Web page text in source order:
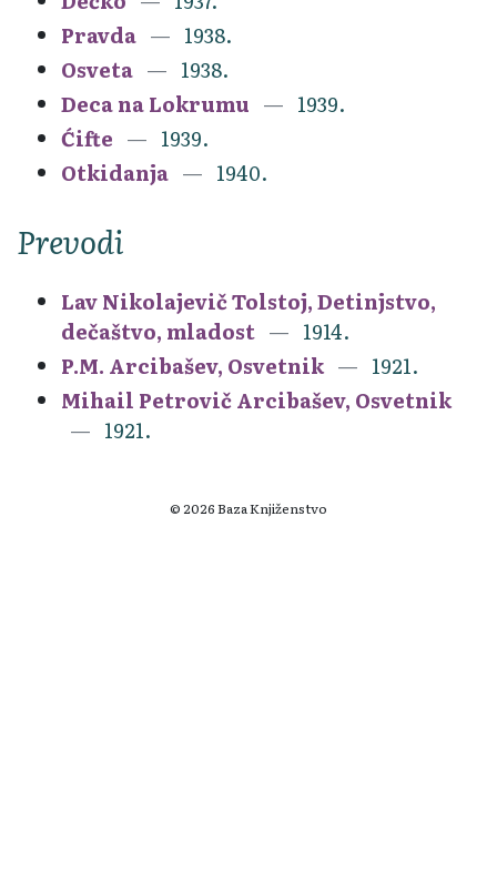
Pravda
1938.
Osveta
1938.
Deca na Lokrumu
1939.
Ćifte
1939.
Otkidanja
1940.
Prevodi
Lav Nikolajevič Tolstoj, Detinjstvo,
dečaštvo, mladost
1914.
P.M. Arcibašev, Osvetnik
1921.
Mihail Petrovič Arcibašev, Osvetnik
1921.
© 2026 Baza Knjiženstvo